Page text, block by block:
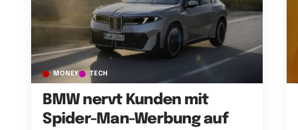
MONEY TECH
BMW nervt Kunden mit
Spider-Man-Werbung auf